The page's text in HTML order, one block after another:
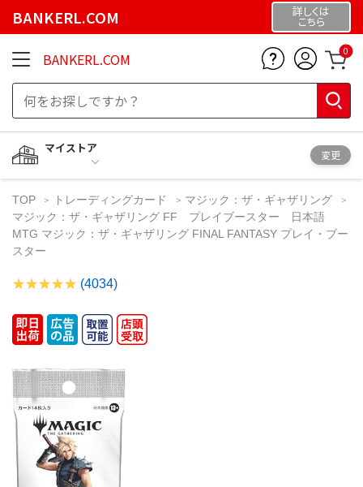
BANKERL.COM 詳しくは
こちら
BANKERL.COM 0
マイストア
変更
TOP トレーディングカード
マジック：ザ・ギャザリング
マジック：ザ・ギャザリング FF プレイブースター 日本語
MTG マジック：ザ・ギャザリング FINAL FANTASY プレイ・ブー
スター
(4034)